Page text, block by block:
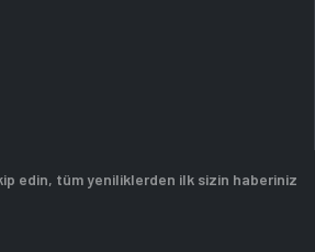
edin, tüm yeniliklerden ilk sizin haberiniz